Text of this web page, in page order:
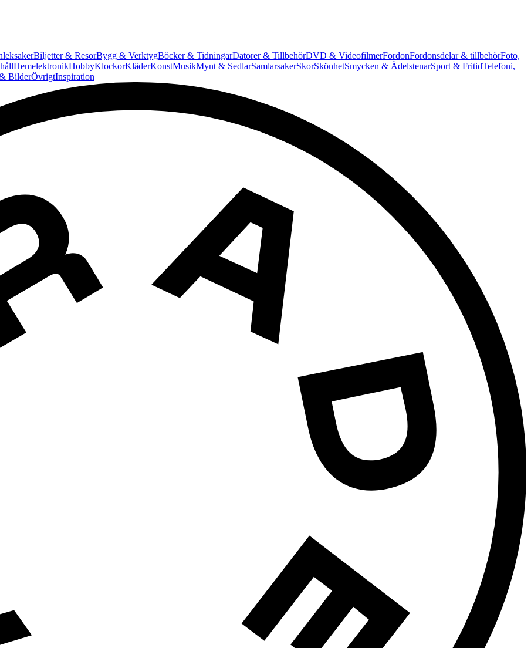
Biljetter & ResorBygg & VerktygBöcker & TidningarDatorer & TillbehörDVD & VideofilmerFordonFordonsdelar & tillbehörFoto,
HemelektronikHobbyKlockorKläderKonstMusikMynt & SedlarSamlarsakerSkorSkönhetSmycken & ÄdelstenarSport & FritidTelefoni,
BilderÖvrigtInspiration